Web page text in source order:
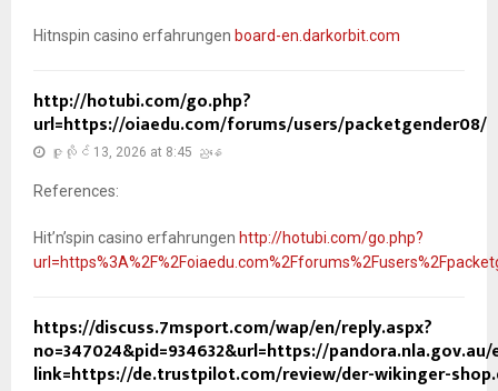
Hitnspin casino erfahrungen board-en.darkorbit.com
http://hotubi.com/go.php?
url=https://oiaedu.com/forums/users/packetgender08/
ဇူလိုင် 13, 2026 at 8:45 ညနေ
References:
Hit’n’spin casino erfahrungen http://hotubi.com/go.php?
https://discuss.7msport.com/wap/en/reply.aspx?
no=347024&pid=934632&url=https://
link=https://de.trustpilot.com/review/der-wikinger-